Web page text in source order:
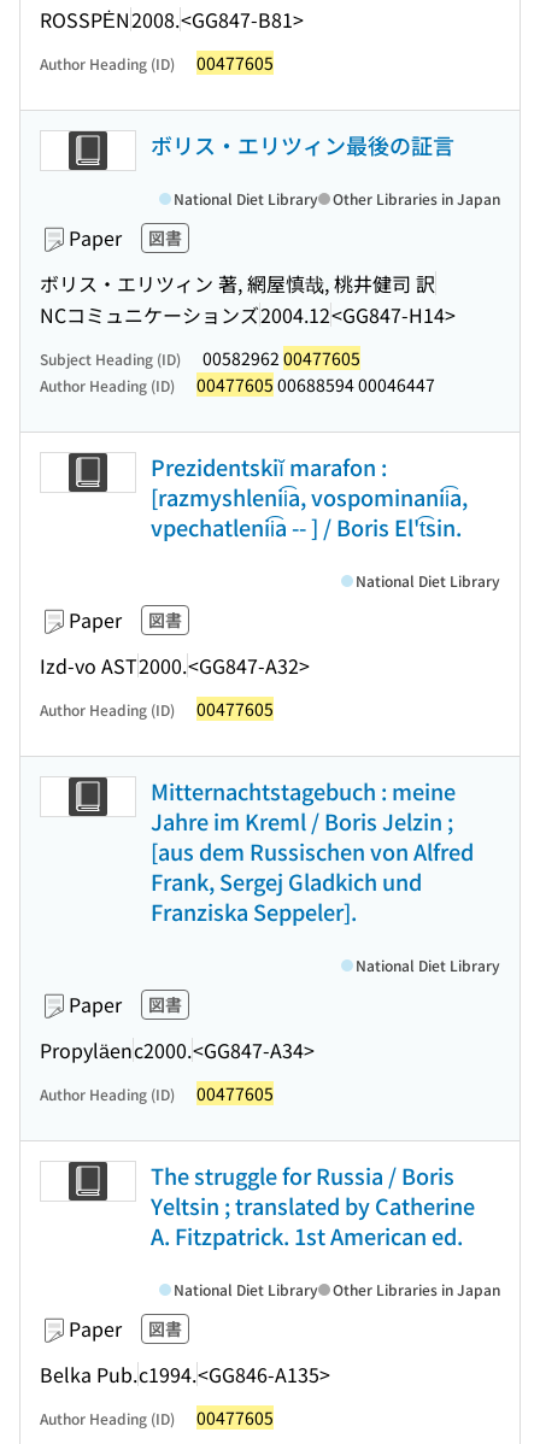
ROSSPĖN2008.<GG847-B81>
Author Heading (ID) 00477605
ボリス・エリツィン最後の証言
Paper 図書
ボリス・エリツィン 著, 網屋慎哉, 桃井健司 訳
NCコミュニケーションズ2004.12<GG847-H14>
National Diet Library Other Libraries in Japan
Subject Heading (ID) 00582962 00477605
Author Heading (ID) 00477605 00688594 00046447
Prezidentskiĭ marafon :
[razmyshlenii͡a, vospominanii͡a,
vpechatlenii͡a -- ] / Boris El't͡sin.
Paper 図書
Izd-vo AST2000.<GG847-A32>
National Diet Library
Author Heading (ID) 00477605
Mitternachtstagebuch : meine
Jahre im Kreml / Boris Jelzin ;
[aus dem Russischen von Alfred
Frank, Sergej Gladkich und
Franziska Seppeler].
Paper 図書
Propyläenc2000.<GG847-A34>
National Diet Library
Author Heading (ID) 00477605
The struggle for Russia / Boris
Yeltsin ; translated by Catherine
A. Fitzpatrick. 1st American ed.
Paper 図書
Belka Pub.c1994.<GG846-A135>
National Diet Library Other Libraries in Japan
Author Heading (ID) 00477605